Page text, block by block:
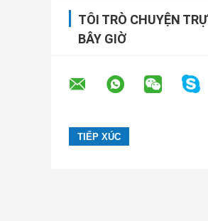
TÔI TRÒ CHUYỆN
BÂY GIỜ